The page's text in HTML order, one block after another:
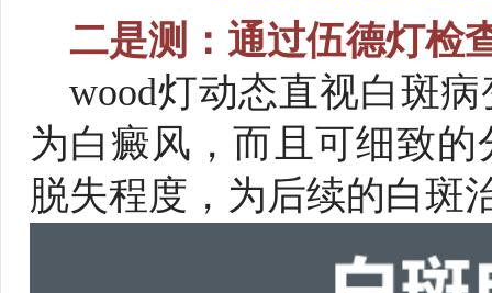
二是测：通过伍德灯检
wood灯动态直视白斑
为白癜风，而且可细致
脱失程度，为后续的白斑